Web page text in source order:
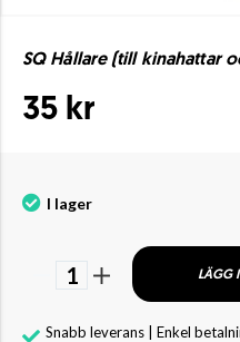
SQ Hållare (till kinahattar
35 kr
I lager
1 LÄGG
Snabb leverans | Enkel